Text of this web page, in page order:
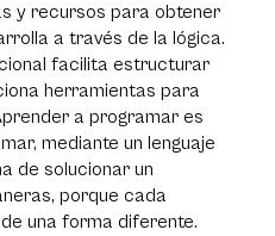
y recursos para obtener
a través de la lógica.
facilita estructurar
herramientas para
a programar es
mediante un lenguaje
de solucionar un
porque cada
una forma diferente.